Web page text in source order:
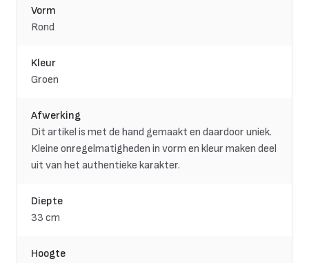
Vorm
Rond
Kleur
Groen
Afwerking
Dit artikel is met de hand gemaakt en daardoor uniek.
Kleine onregelmatigheden in vorm en kleur maken deel
uit van het authentieke karakter.
Diepte
33 cm
Hoogte